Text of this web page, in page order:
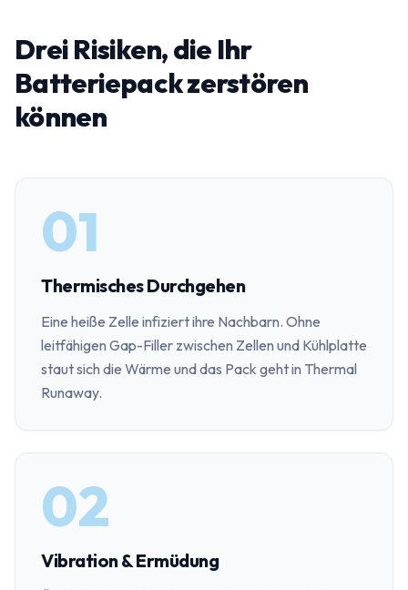
Drei Risiken, die Ihr
Batteriepack zerstören
können
01
Thermisches Durchgehen
Eine heiße Zelle infiziert ihre Nachbarn. Ohne
leitfähigen Gap-Filler zwischen Zellen und Kühlplatte
staut sich die Wärme und das Pack geht in Thermal
Runaway.
02
Vibration & Ermüdung